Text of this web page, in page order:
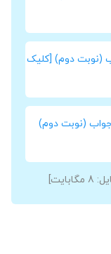
(نوبت دوم) [کلیک
(نوبت دوم)